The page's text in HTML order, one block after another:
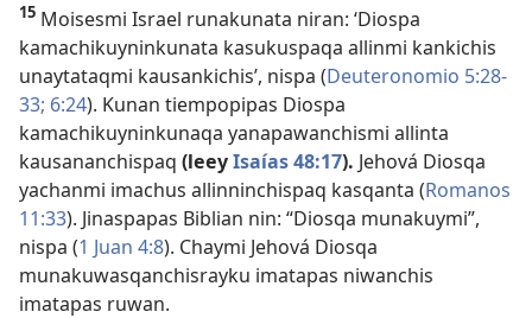
15 Moisesmi Israel runakunata niran: ‘Diospa
kamachikuyninkunata kasukuspaqa allinmi kankichis
unaytataqmi kausankichis’, nispa (Deuteronomio 5:28-
33; 6:24). Kunan tiempopipas Diospa
kamachikuyninkunaqa yanapawanchismi allinta
kausananchispaq (leeyIsaías 48:17). Jehová Diosqa
yachanmi imachus allinninchispaq kasqanta (Romanos
11:33). Jinaspapas Biblian nin: “Diosqa munakuymi”,
nispa (1 Juan 4:8). Chaymi Jehová Diosqa
munakuwasqanchisrayku imatapas niwanchis
imatapas ruwan.